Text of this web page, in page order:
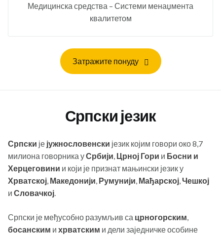
Медицинска средства – Системи менаџмента
квалитетом
Затражите понуду
Српски језик
Српски је јужнословенски језик којим говори око 8,7
милиона говорника уСрбији Црној Гори и Босни и
Херцеговини и који је признат мањински језик у
Хрватској Македонији Румунији Мађарској Чешкој
и Словачкој
Српски је међусобно разумљив са црногорским
босанским и хрватским и дели заједничке особине